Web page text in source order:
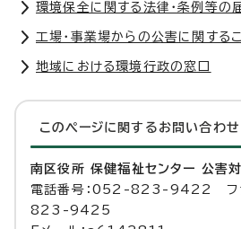
環境保全に関する法律・条例等の
工場・事業場からの公害に関する
地域における環境行政の窓口
このページに関する お問い合わせ
南区役所 保健福祉センター 公害
電話番号：052-823-9422 フ
823-9425